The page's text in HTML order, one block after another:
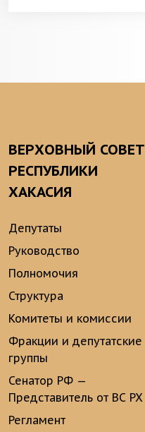
ВЕРХОВНЫЙ СОВЕТ
РЕСПУБЛИКИ
ХАКАСИЯ
Депутаты
Руководство
Полномочия
Структура
Комитеты и комиссии
Фракции и депутатские
группы
Сенатор РФ —
Представитель от ВС РХ
Регламент